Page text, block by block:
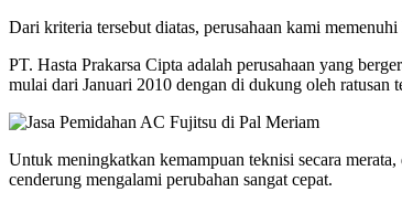
Dari kriteria tersebut diatas, perusahaan kami
PT. Hasta Prakarsa Cipta adalah perusahaan yang
mulai dari Januari 2010 dengan di dukung oleh ratusan
Untuk meningkatkan kemampuan teknisi secara
cenderung mengalami perubahan sangat cepat.